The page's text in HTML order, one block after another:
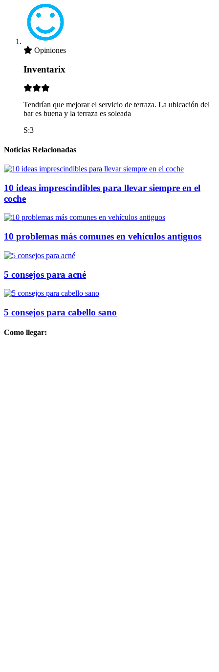
Opiniones
Inventarix
Tendrían que mejorar el servicio de terraza. La ubicación del
bar es buena y la terraza es soleada
S:3
Noticias Relacionadas
10 ideas imprescindibles para llevar siempre en el
coche
10 problemas más comunes en vehículos antiguos
5 consejos para acné
5 consejos para cabello sano
Como llegar: